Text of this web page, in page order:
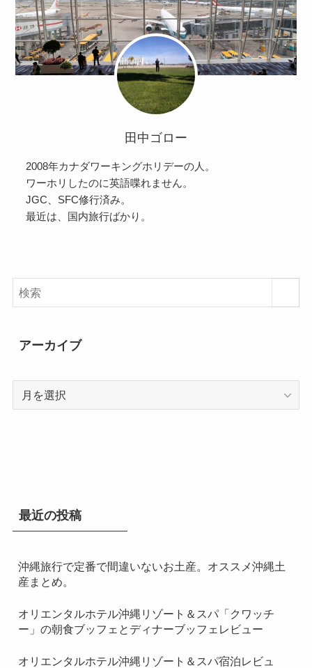
田中ゴロー
2008年カナダワーキングホリデーの人。
ワーホリしたのに英語喋れません。
JGC、SFC修行済み。
最近は、国内旅行ばかり。
アーカイブ
最近の投稿
沖縄旅行で定番で間違いないお土産。オススメ沖縄土
産まとめ。
オリエンタルホテル沖縄リゾート＆スパ「クワッチ
ー」の朝食ブッフェとディナーブッフェレビュー
オリエンタルホテル沖縄リゾート＆スパ宿泊レビュ